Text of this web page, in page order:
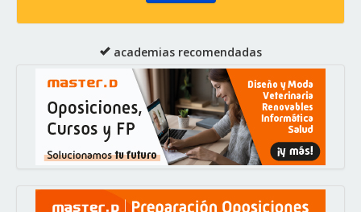
academias recomendadas